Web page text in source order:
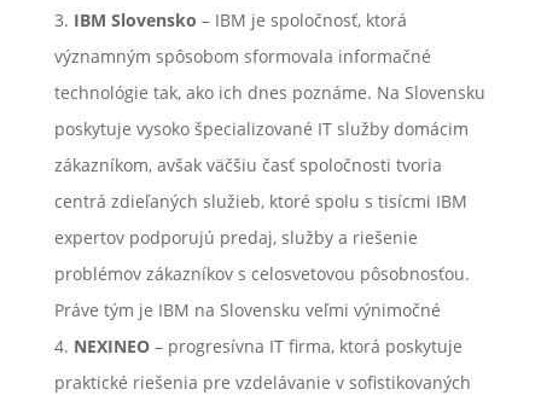
IBM Slovensko – IBM je spoločnosť, ktorá
významným spôsobom sformovala informačné
technológie tak, ako ich dnes poznáme. Na Slovensku
poskytuje vysoko špecializované IT služby domácim
zákazníkom, avšak väčšiu časť spoločnosti tvoria
centrá zdieľaných služieb, ktoré spolu s tisícmi IBM
expertov podporujú predaj, služby a riešenie
problémov zákazníkov s celosvetovou pôsobnosťou.
Práve tým je IBM na Slovensku veľmi výnimočné
NEXINEO– progresívna IT firma, ktorá poskytuje
praktické riešenia pre vzdelávanie v sofistikovaných